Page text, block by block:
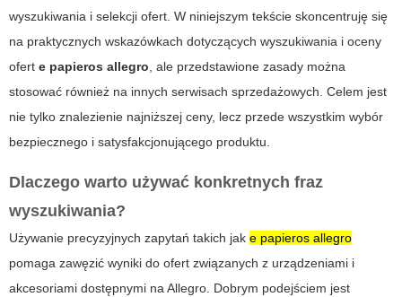
wyszukiwania i selekcji ofert. W niniejszym tekście skoncentruję się
na praktycznych wskazówkach dotyczących wyszukiwania i oceny
ofert e papieros allegro, ale przedstawione zasady można
stosować również na innych serwisach sprzedażowych. Celem jest
nie tylko znalezienie najniższej ceny, lecz przede wszystkim wybór
bezpiecznego i satysfakcjonującego produktu.
Dlaczego warto używać konkretnych fraz
wyszukiwania?
Używanie precyzyjnych zapytań takich jak e papieros allegro
pomaga zawęzić wyniki do ofert związanych z urządzeniami i
akcesoriami dostępnymi na Allegro. Dobrym podejściem jest